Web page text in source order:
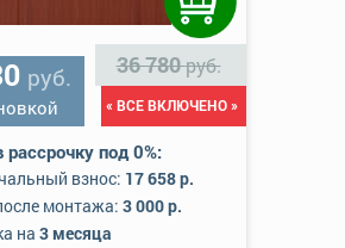
руб. 36 780руб.
« ВСЕ ВКЛЮЧЕНО »
под 0%:
взнос: 17 658 р.
монтажа: 3 000 р.
на 3 месяца